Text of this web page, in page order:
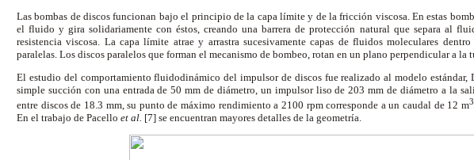
Las bombas de discos funcionan bajo el principio de la capa límite y de la fricción viscosa. En estas
el fluido y gira solidariamente con éstos, creando una barrera de protección natural que separa al
resistencia viscosa. La capa límite atrae y arrastra sucesivamente capas de fluidos moleculares
paralelas. Los discos paralelos que forman el mecanismo de bombeo, rotan en un plano perpendicular a la
El estudio del comportamiento fluidodinámico del impulsor de discos fue realizado al modelo estándar,
simple succión con una entrada de 50 mm de diámetro, un impulsor liso de 203 mm de diámetro a la
entre discos de 18.3 mm, su punto de máximo rendimiento a 2100 rpm corresponde a un caudal de 12 m3
En el trabajo de Pacello et al. [7] se encuentran mayores detalles de la geometría.